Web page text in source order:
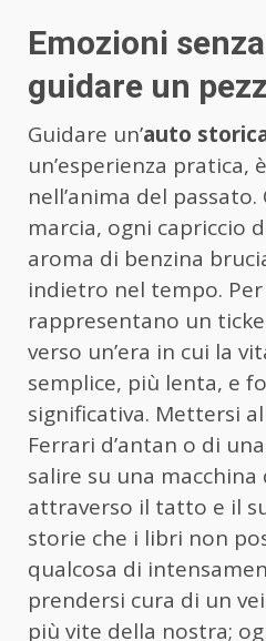
Emozioni
guidare un
Guidare un’auto
un’esperienza pratica,
nell’anima del
marcia, ogni capriccio
aroma di benzina
indietro nel tempo.
rappresentano un
verso un’era in cui la
semplice, più lenta, e
significativa. Mettersi
Ferrari d’antan o di
salire su una
attraverso il tatto e il
storie che i libri non
qualcosa di
prendersi cura di un
più vite della nostra;